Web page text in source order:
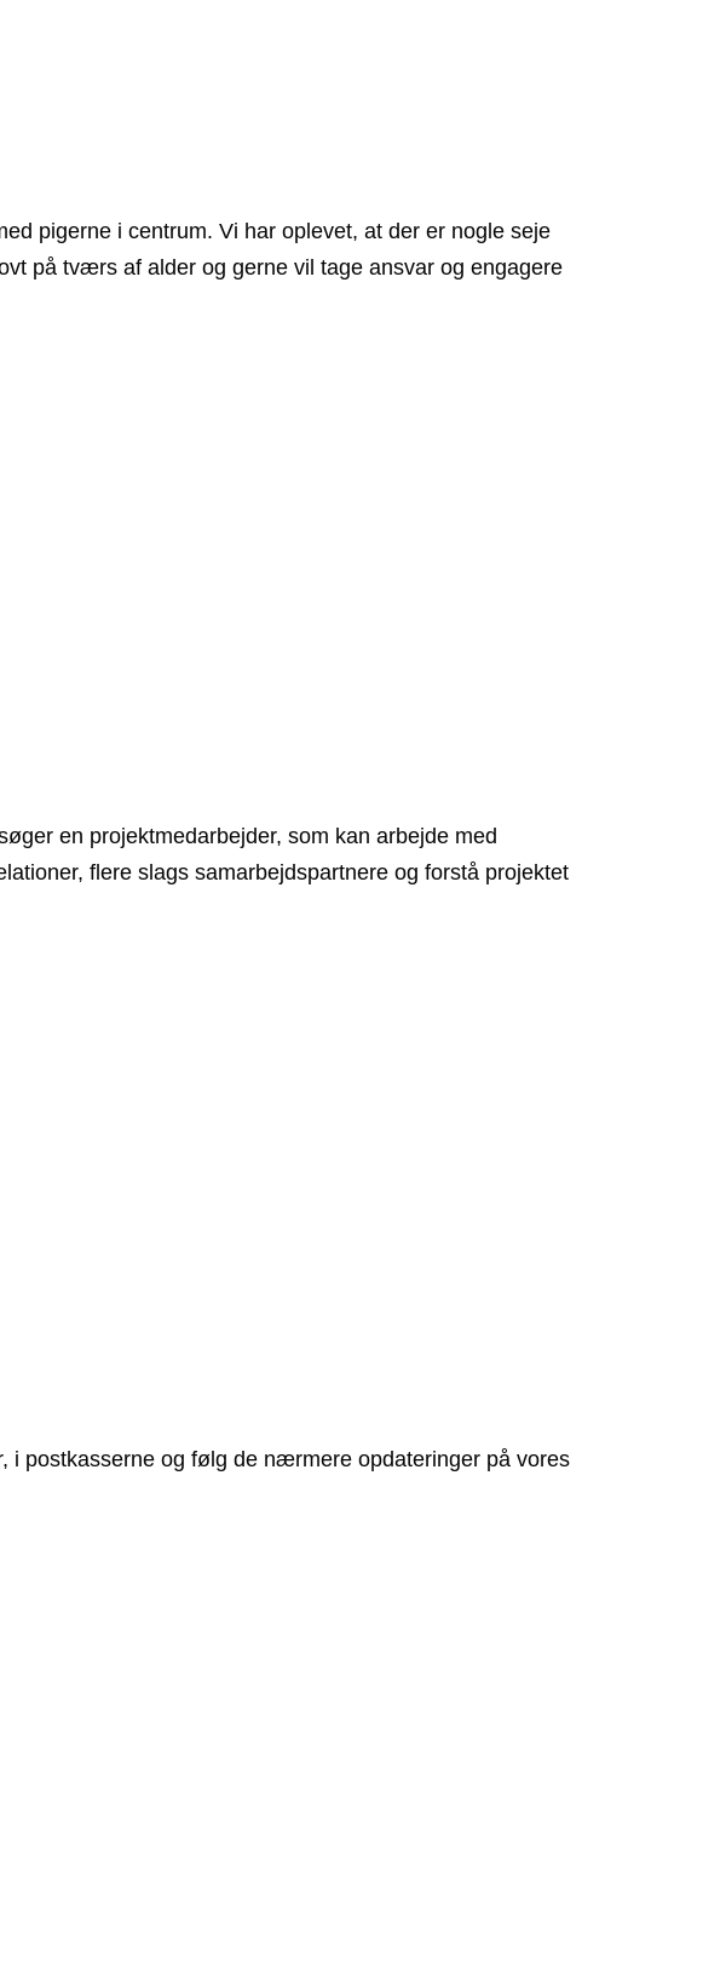
pigerne i centrum. Vi har oplevet, at der er nogle seje
på tværs af alder og gerne vil tage ansvar og engagere
en projektmedarbejder, som kan arbejde med
flere slags samarbejdspartnere og forstå projektet
postkasserne og følg de nærmere opdateringer på vores